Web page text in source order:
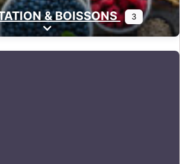
& BOISSONS 3
Expand sub-categories